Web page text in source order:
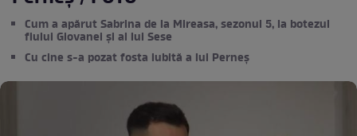
Cum a apărut Sabrina de la Mireasa, sezonul 5, la botezul
fiului Giovanei și al lui Sese
Cu cine s-a pozat fosta iubită a lui Perneș